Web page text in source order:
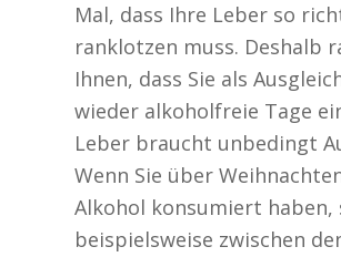
Mal, dass Ihre Leber so
ranklotzen muss. Deshalb
Ihnen, dass Sie als
wieder alkoholfreie Tage
Leber braucht unbedingt
Wenn Sie über
Alkohol konsumiert haben,
beispielsweise zwischen